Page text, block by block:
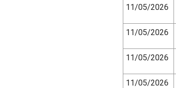
11/05/2026
11/05/2026
11/05/2026
11/05/2026